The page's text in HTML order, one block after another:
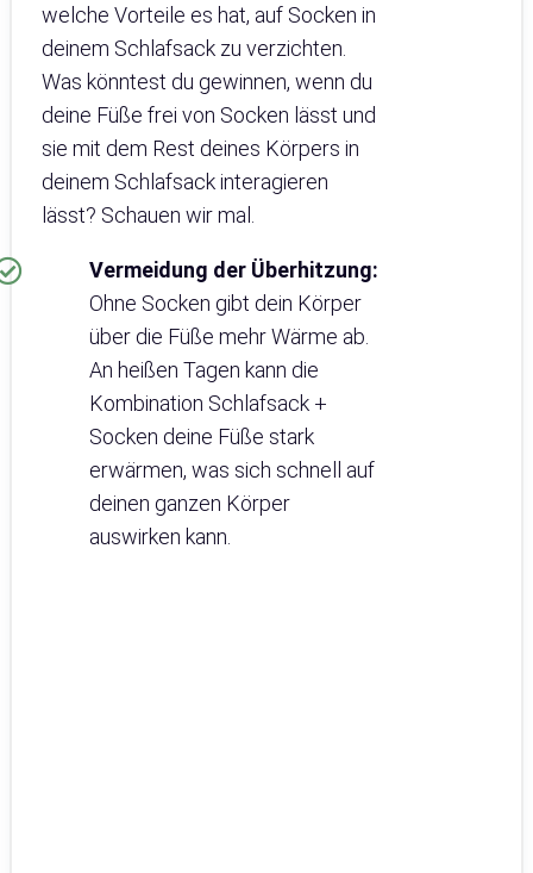
welche Vorteile es hat, auf Socken in
deinem Schlafsack zu verzichten.
Was könntest du gewinnen, wenn du
deine Füße frei von Socken lässt und
sie mit dem Rest deines Körpers in
deinem Schlafsack interagieren
lässt? Schauen wir mal.
Vermeidung der Überhitzung:
Ohne Socken gibt dein Körper
über die Füße mehr Wärme ab.
An heißen Tagen kann die
Kombination Schlafsack +
Socken deine Füße stark
erwärmen, was sich schnell auf
deinen ganzen Körper
auswirken kann.